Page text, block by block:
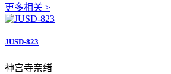
更多相关 >
JUSD-823
神宫寺奈绪